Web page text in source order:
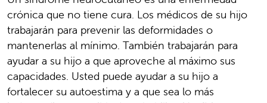
crónica que no tiene cura. Los médicos de su hijo
trabajarán para prevenir las deformidades o
mantenerlas al mínimo. También trabajarán para
ayudar a su hijo a que aproveche al máximo sus
capacidades. Usted puede ayudar a su hijo a
fortalecer su autoestima y a que sea lo más